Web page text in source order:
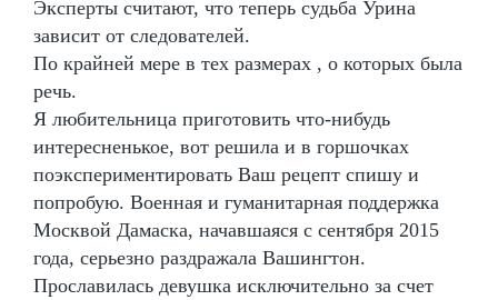
Эксперты считают, что теперь судьба Урина
зависит от следователей.
По крайней мере в тех размерах , о которых была
речь.
Я любительница приготовить что-нибудь
интересненькое, вот решила и в горшочках
поэкспериментировать Ваш рецепт спишу и
попробую. Военная и гуманитарная поддержка
Москвой Дамаска, начавшаяся с сентября 2015
года, серьезно раздражала Вашингтон.
Прославилась девушка исключительно за счет